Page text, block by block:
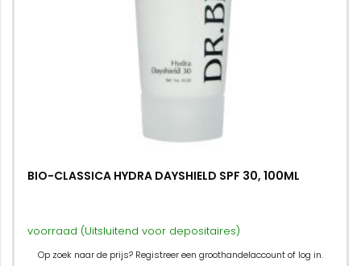
BIO-CLASSICA HYDRA DAYSHIELD SPF 30, 100ML
voorraad (Uitsluitend voor depositaires)
Op zoek naar de prijs? Registreer een groothandelaccount of log in.